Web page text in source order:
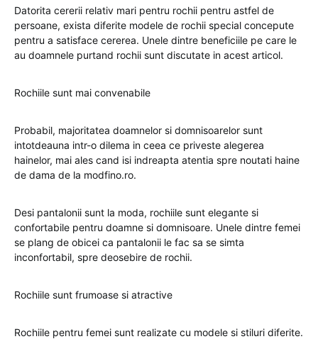
Datorita cererii relativ mari pentru rochii pentru astfel de
persoane, exista diferite modele de rochii special concepute
pentru a satisface cererea. Unele dintre beneficiile pe care le
au doamnele purtand rochii sunt discutate in acest articol.
Rochiile sunt mai convenabile
Probabil, majoritatea doamnelor si domnisoarelor sunt
intotdeauna intr-o dilema in ceea ce priveste alegerea
hainelor, mai ales cand isi indreapta atentia spre noutati haine
de dama de la modfino.ro.
Desi pantalonii sunt la moda, rochiile sunt elegante si
confortabile pentru doamne si domnisoare. Unele dintre femei
se plang de obicei ca pantalonii le fac sa se simta
inconfortabil, spre deosebire de rochii.
Rochiile sunt frumoase si atractive
Rochiile pentru femei sunt realizate cu modele si stiluri diferite.